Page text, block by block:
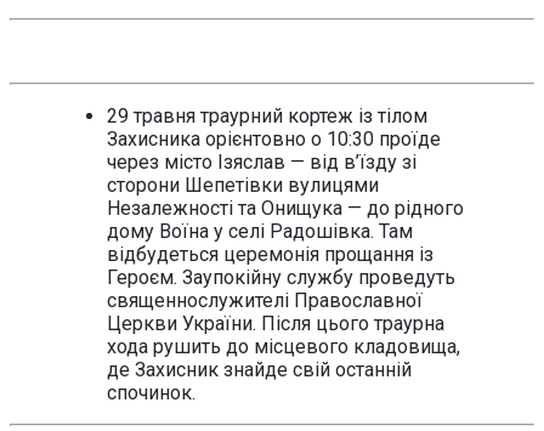
29 травня траурний кортеж із тілом
Захисника орієнтовно о 10:30 проїде
через місто Ізяслав — від в’їзду зі
сторони Шепетівки вулицями
Незалежності та Онищука — до рідного
дому Воїна у селі Радошівка. Там
відбудеться церемонія прощання із
Героєм. Заупокійну службу проведуть
священнослужителі Православної
Церкви України. Після цього траурна
хода рушить до місцевого кладовища,
де Захисник знайде свій останній
спочинок.